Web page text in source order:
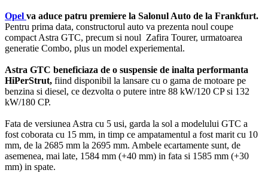
Opel va aduce patru premiere la Salonul Auto de la Frankfurt.
Pentru prima data, constructorul auto va prezenta noul coupe
compact Astra GTC, precum si noul Zafira Tourer, urmatoarea
generatie Combo, plus un model experiemental.
Astra GTC beneficiaza de o suspensie de inalta performanta
HiPerStrut, fiind disponibil la lansare cu o gama de motoare pe
benzina si diesel, ce dezvolta o putere intre 88 kW/120 CP si 132
kW/180 CP.
Fata de versiunea Astra cu 5 usi, garda la sol a modelului GTC a
fost coborata cu 15 mm, in timp ce ampatamentul a fost marit cu 10
mm, de la 2685 mm la 2695 mm. Ambele ecartamente sunt, de
asemenea, mai late, 1584 mm (+40 mm) in fata si 1585 mm (+30
mm) in spate.